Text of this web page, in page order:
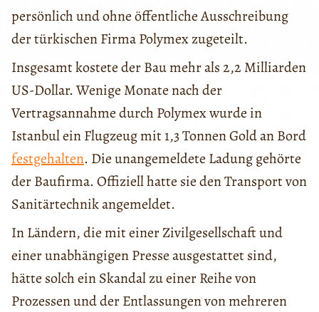
persönlich und ohne öffentliche Ausschreibung
der türkischen Firma Polymex zugeteilt.
Insgesamt kostete der Bau mehr als 2,2 Milliarden
US-Dollar. Wenige Monate nach der
Vertragsannahme durch Polymex wurde in
Istanbul ein Flugzeug mit 1,3 Tonnen Gold an Bord
festgehalten. Die unangemeldete Ladung gehörte
der Baufirma. Offiziell hatte sie den Transport von
Sanitärtechnik angemeldet.
In Ländern, die mit einer Zivilgesellschaft und
einer unabhängigen Presse ausgestattet sind,
hätte solch ein Skandal zu einer Reihe von
Prozessen und der Entlassungen von mehreren